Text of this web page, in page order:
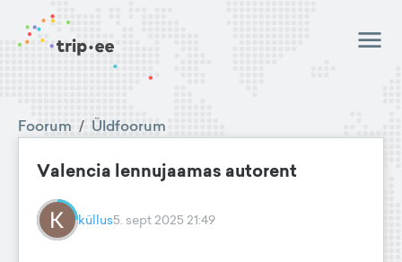
Foorum / Üldfoorum
Valencia lennujaamas autorent
küllus5. sept 2025 21:49